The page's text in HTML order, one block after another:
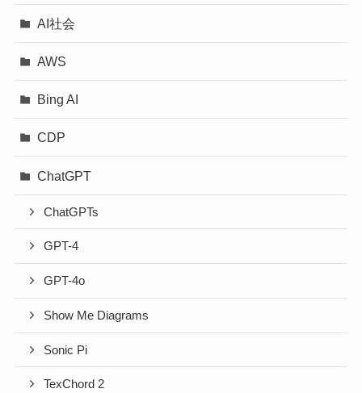
AI社会
AWS
Bing AI
CDP
ChatGPT
ChatGPTs
GPT-4
GPT-4o
Show Me Diagrams
Sonic Pi
TexChord 2